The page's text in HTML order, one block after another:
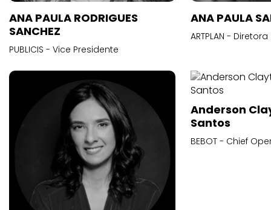
ANA PAULA RODRIGUES
SANCHEZ
PUBLICIS - Vice Presidente
ANA PAULA
ARTPLAN -
Anderson
Santos
BEBOT - Chief